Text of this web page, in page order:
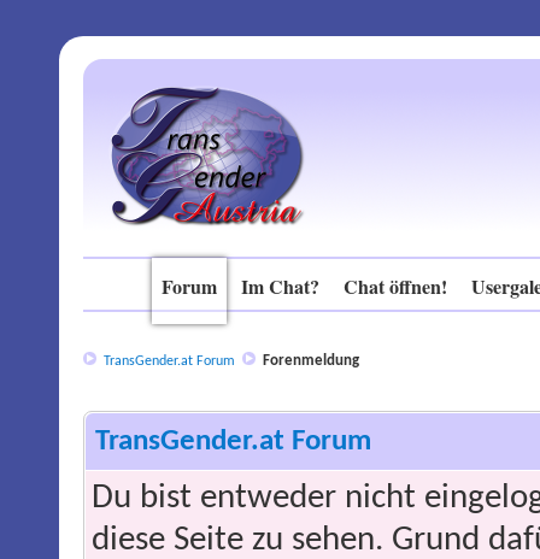
Forum Im Chat? Chat öffnen!
TransGender.at Forum Forenmeldung
TransGender.at Forum
Du bist entweder nicht
diese Seite zu sehen. Grund